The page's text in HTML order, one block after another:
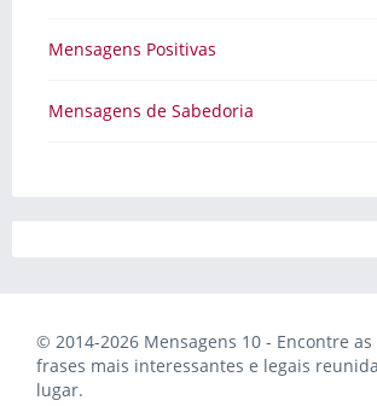
Mensagens Positivas
Mensagens de Sabedoria
© 2014-2026 Mensagens 10 - Encontre
frases mais interessantes e legais
lugar.